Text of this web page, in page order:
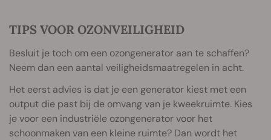
TIPS VOOR OZONVEILIGHEID
Besluit je toch om een ozongenerator aan te schaffen?
Neem dan een aantal veiligheidsmaatregelen in acht.
Het eerst advies is dat je een generator kiest met een
output die past bij de omvang van je kweekruimte. Kies
je voor een industriële ozongenerator voor het
schoonmaken van een kleine ruimte? Dan wordt het